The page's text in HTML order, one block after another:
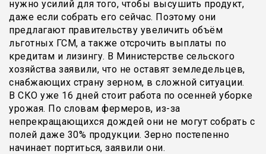
нужно усилий для того, чтобы высушить продукт,
даже если собрать его сейчас. Поэтому они
предлагают правительству увеличить объём
льготных ГСМ, а также отсрочить выплаты по
кредитам и лизингу. В Министерстве сельского
хозяйства заявили, что не оставят земледельцев,
снабжающих страну зерном, в сложной ситуации.
В СКО уже 16 дней стоит работа по осенней уборке
урожая. По словам фермеров, из-за
непрекращающихся дождей они не могут собрать с
полей даже 30% продукции. Зерно постепенно
начинает портиться, заявили они.